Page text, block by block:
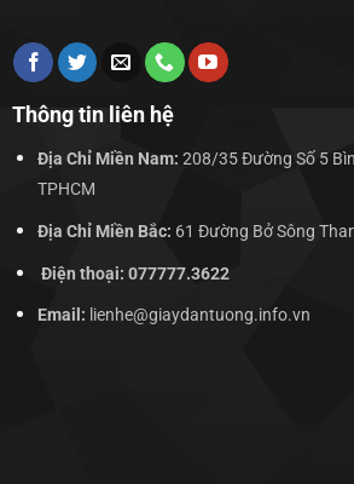
Thông tin liên hệ
Địa Chỉ Miền Nam: 208/35 Đường Số 5
TPHCM
Địa Chỉ Miền Bắc: 61 Đường Bở Sông
Điện thoại: 077777.3622
Email: lienhe@giaydantuong.info.vn